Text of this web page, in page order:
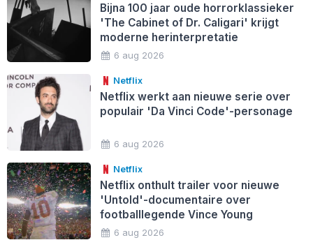
Bijna 100 jaar oude horrorklassieker
'The Cabinet of Dr. Caligari' krijgt
moderne herinterpretatie
6 aug 2026
Netflix
Netflix werkt aan nieuwe serie over
populair 'Da Vinci Code'-personage
6 aug 2026
Netflix
Netflix onthult trailer voor nieuwe
'Untold'-documentaire over
footballlegende Vince Young
6 aug 2026